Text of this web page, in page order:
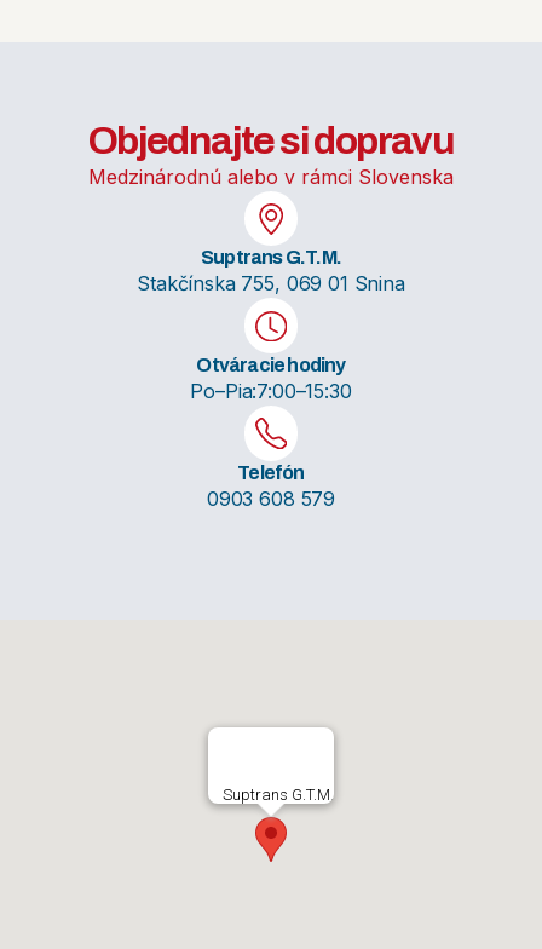
Objednajte si dopravu
Medzinárodnú alebo v rámci Slovenska
Suptrans G.T.M.
Stakčínska 755, 069 01 Snina
Otváracie hodiny
Po–Pia:7:00–15:30
Telefón
0903 608 579
Suptrans G.T.M.